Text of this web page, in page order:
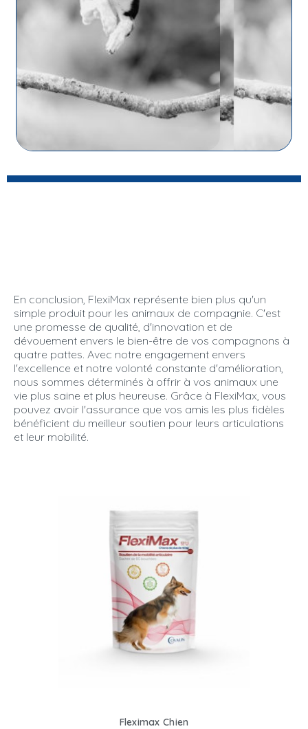
En conclusion, FlexiMax représente bien plus qu'un
simple produit pour les animaux de compagnie. C'est
une promesse de qualité, d'innovation et de
dévouement envers le bien-être de vos compagnons à
quatre pattes. Avec notre engagement envers
l'excellence et notre volonté constante d'amélioration,
nous sommes déterminés à offrir à vos animaux une
vie plus saine et plus heureuse. Grâce à FlexiMax, vous
pouvez avoir l'assurance que vos amis les plus fidèles
bénéficient du meilleur soutien pour leurs articulations
et leur mobilité.
Fleximax Chien